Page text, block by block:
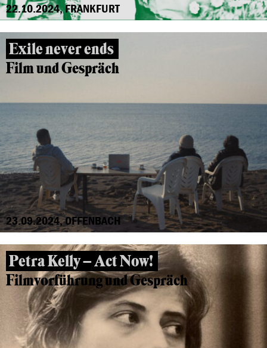
22.10.2024, FRANKFURT
Exile never ends
Film und Gespräch
23.09.2024, OFFENBACH
Petra Kelly – Act Now!
Filmvorführung und Gespräch